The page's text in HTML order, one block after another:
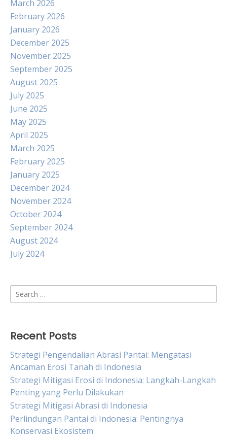
March 2026
February 2026
January 2026
December 2025
November 2025
September 2025
August 2025
July 2025
June 2025
May 2025
April 2025
March 2025
February 2025
January 2025
December 2024
November 2024
October 2024
September 2024
August 2024
July 2024
Search
for:
Recent Posts
Strategi Pengendalian Abrasi Pantai: Mengatasi
Ancaman Erosi Tanah di Indonesia
Strategi Mitigasi Erosi di Indonesia: Langkah-Langkah
Penting yang Perlu Dilakukan
Strategi Mitigasi Abrasi di Indonesia
Perlindungan Pantai di Indonesia: Pentingnya
Konservasi Ekosistem